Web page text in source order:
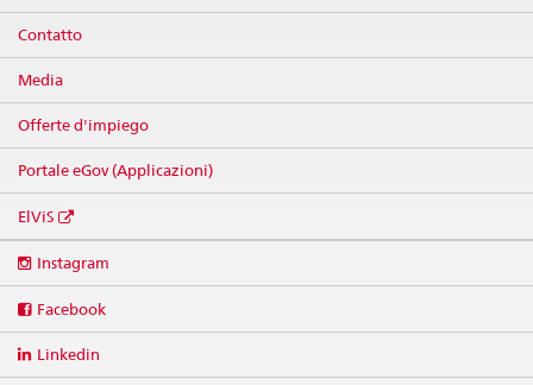
Contatto
Media
Offerte d'impiego
Portale eGov (Applicazioni)
ElViS
media
Instagram
Facebook
Linkedin